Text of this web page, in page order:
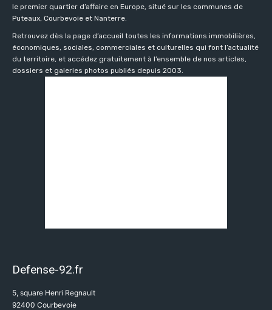
le premier quartier d’affaire en Europe, situé sur les communes de
Puteaux, Courbevoie et Nanterre.
Retrouvez dès la page d’accueil toutes les informations immobilières,
économiques, sociales, commerciales et culturelles qui font l’actualité
du territoire, et accédez gratuitement à l’ensemble de nos articles,
dossiers et galeries photos publiés depuis 2003.
Defense-92.fr
5, square Henri Regnault
92400 Courbevoie